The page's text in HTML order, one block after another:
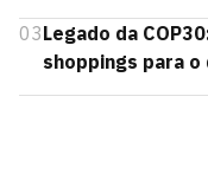
03Legado da
shoppings para